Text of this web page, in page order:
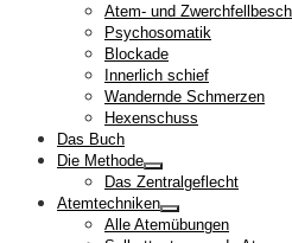
Atem- und
Psychosomatik
Blockade
Innerlich schief
Wandernde Schmerzen
Hexenschuss
Das Buch
Die Methode
Das Zentralgeflecht
Atemtechniken
Alle Atemübungen